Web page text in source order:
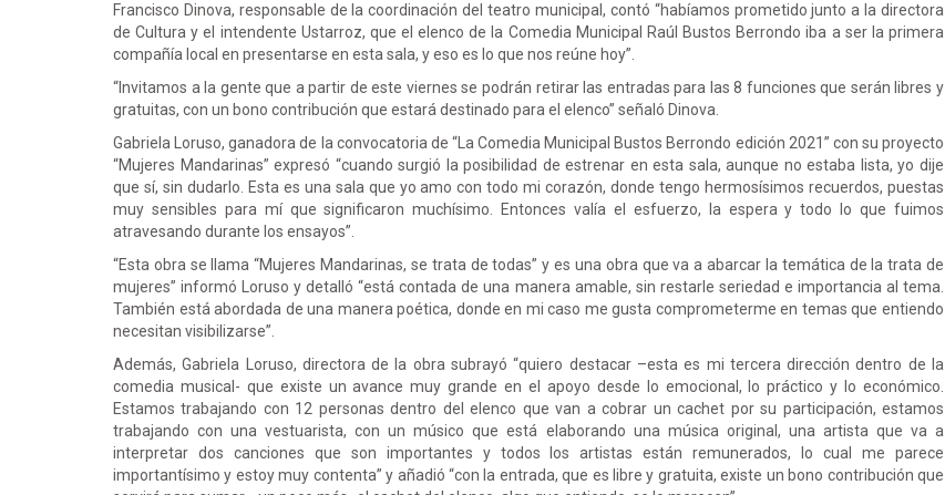
Francisco Dinova, responsable de la coordinación del teatro municipal, contó “habíamos prometido junto a la directora
de Cultura y el intendente Ustarroz, que el elenco de la Comedia Municipal Raúl Bustos Berrondo iba a ser la primera
compañía local en presentarse en esta sala, y eso es lo que nos reúne hoy”.
“Invitamos a la gente que a partir de este viernes se podrán retirar las entradas para las 8 funciones que serán libres y
gratuitas, con un bono contribución que estará destinado para el elenco” señaló Dinova.
Gabriela Loruso, ganadora de la convocatoria de “La Comedia Municipal Bustos Berrondo edición 2021” con su proyecto
“Mujeres Mandarinas” expresó “cuando surgió la posibilidad de estrenar en esta sala, aunque no estaba lista, yo dije
que sí, sin dudarlo. Esta es una sala que yo amo con todo mi corazón, donde tengo hermosísimos recuerdos, puestas
muy sensibles para mí que significaron muchísimo. Entonces valía el esfuerzo, la espera y todo lo que fuimos
atravesando durante los ensayos”.
“Esta obra se llama “Mujeres Mandarinas, se trata de todas” y es una obra que va a abarcar la temática de la trata de
mujeres” informó Loruso y detalló “está contada de una manera amable, sin restarle seriedad e importancia al tema.
También está abordada de una manera poética, donde en mi caso me gusta comprometerme en temas que entiendo
necesitan visibilizarse”.
Además, Gabriela Loruso, directora de la obra subrayó “quiero destacar –esta es mi tercera dirección dentro de la
comedia musical- que existe un avance muy grande en el apoyo desde lo emocional, lo práctico y lo económico.
Estamos trabajando con 12 personas dentro del elenco que van a cobrar un cachet por su participación, estamos
trabajando con una vestuarista, con un músico que está elaborando una música original, una artista que va a
interpretar dos canciones que son importantes y todos los artistas están remunerados, lo cual me parece
importantísimo y estoy muy contenta” y añadió “con la entrada, que es libre y gratuita, existe un bono contribución que